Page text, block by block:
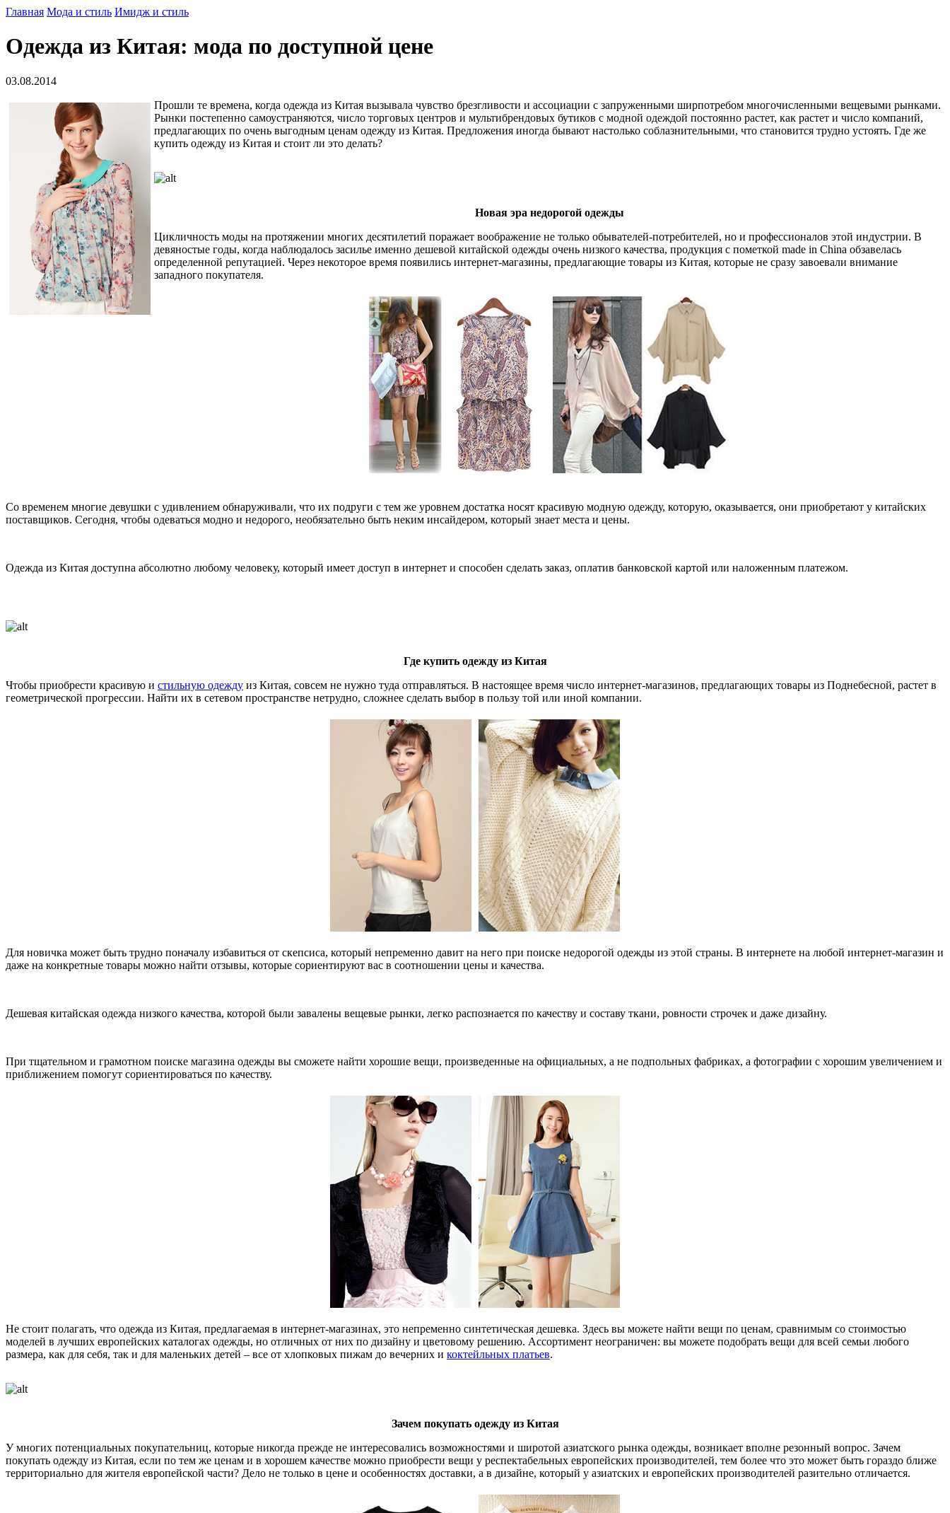
Главная Мода и стиль Имидж и стиль
Одежда из Китая: мода по доступной цене
03.08.2014
Прошли те времена, когда одежда из Китая вызывала чувство брезгливости и ассоциации с запруженными ширпотребом многочисленными вещевыми рынками.
Рынки постепенно самоустраняются, число торговых центров и мультибрендовых бутиков с модной одеждой постоянно растет, как растет и число компаний,
предлагающих по очень выгодным ценам одежду из Китая. Предложения иногда бывают настолько соблазнительными, что становится трудно устоять. Где же
купить одежду из Китая и стоит ли это делать?
Новая эра недорогой одежды
Цикличность моды на протяжении многих десятилетий поражает воображение не только обывателей-потребителей, но и профессионалов этой индустрии. В
девяностые годы, когда наблюдалось засилье именно дешевой китайской одежды очень низкого качества, продукция с пометкой made in China обзавелась
определенной репутацией. Через некоторое время появились интернет-магазины, предлагающие товары из Китая, которые не сразу завоевали внимание
западного покупателя.
Со временем многие девушки с удивлением обнаруживали, что их подруги с тем же уровнем достатка носят красивую модную одежду, которую, оказывается, они приобретают у китайских
поставщиков. Сегодня, чтобы одеваться модно и недорого, необязательно быть неким инсайдером, который знает места и цены.
Одежда из Китая доступна абсолютно любому человеку, который имеет доступ в интернет и способен сделать заказ, оплатив банковской картой или наложенным платежом.
Где купить одежду из Китая
Чтобы приобрести красивую и стильную одежду из Китая, совсем не нужно туда отправляться. В настоящее время число интернет-магазинов, предлагающих товары из Поднебесной, растет в
геометрической прогрессии. Найти их в сетевом пространстве нетрудно, сложнее сделать выбор в пользу той или иной компании.
Для новичка может быть трудно поначалу избавиться от скепсиса, который непременно давит на него при поиске недорогой одежды из этой страны. В интернете на любой интернет-магазин и
даже на конкретные товары можно найти отзывы, которые сориентируют вас в соотношении цены и качества.
Дешевая китайская одежда низкого качества, которой были завалены вещевые рынки, легко распознается по качеству и составу ткани, ровности строчек и даже дизайну.
При тщательном и грамотном поиске магазина одежды вы сможете найти хорошие вещи, произведенные на официальных, а не подпольных фабриках, а фотографии с хорошим увеличением и
приближением помогут сориентироваться по качеству.
Не стоит полагать, что одежда из Китая, предлагаемая в интернет-магазинах, это непременно синтетическая дешевка. Здесь вы можете найти вещи по ценам, сравнимым со стоимостью
моделей в лучших европейских каталогах одежды, но отличных от них по дизайну и цветовому решению. Ассортимент неограничен: вы можете подобрать вещи для всей семьи любого
размера, как для себя, так и для маленьких детей – все от хлопковых пижам до вечерних и коктейльных платьев.
Зачем покупать одежду из Китая
У многих потенциальных покупательниц, которые никогда прежде не интересовались возможностями и широтой азиатского рынка одежды, возникает вполне резонный вопрос. Зачем
покупать одежду из Китая, если по тем же ценам и в хорошем качестве можно приобрести вещи у респектабельных европейских производителей, тем более что это может быть гораздо ближе
территориально для жителя европейской части? Дело не только в цене и особенностях доставки, а в дизайне, который у азиатских и европейских производителей разительно отличается.